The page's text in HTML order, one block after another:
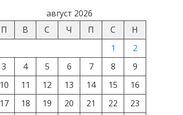
август 2026
П
В С Ч П С
Н
1
2
3
4 5 6 7 8
9
10
11 12 13 14 15
16
17
18 19 20 21 22
23